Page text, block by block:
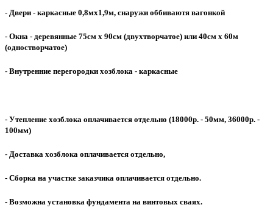
- Двери - каркасные 0,8мх1,9м, снаружи оббиваютя вагонкой
- Окна - деревянные 75см х 90см (двухтворчатое) или 40см х 60м
(одностворчатое)
- Внутренние перегородки хозблока - каркасные
- Утепление хозблока оплачивается отдельно (18000р. - 50мм, 36000р. -
100мм)
- Доставка хозблока оплачивается отдельно,
- Сборка на участке заказчика оплачивается отдельно.
- Возможна установка фундамента на винтовых сваях.